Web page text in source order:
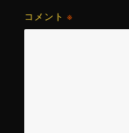
コメント※